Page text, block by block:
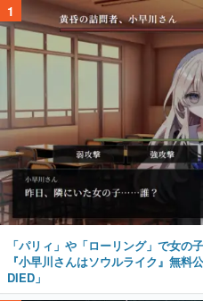
1
「パリィ」や「ローリング」で女の
『小早川さんはソウルライク』無料
DIED」